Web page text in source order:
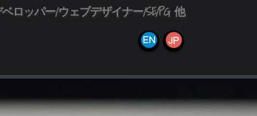
ロッパー/ウェブデザイナー/SE/PG 他